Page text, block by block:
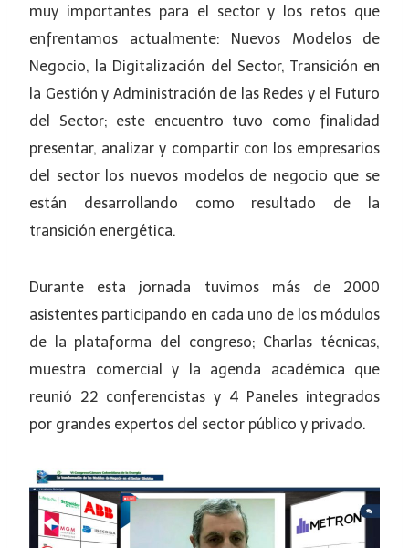
muy importantes para el sector y los retos que
enfrentamos actualmente: Nuevos Modelos de
Negocio, la Digitalización del Sector, Transición en
la Gestión y Administración de las Redes y el Futuro
del Sector; este encuentro tuvo como finalidad
presentar, analizar y compartir con los empresarios
del sector los nuevos modelos de negocio que se
están desarrollando como resultado de la
transición energética.
Durante esta jornada tuvimos más de 2000
asistentes participando en cada uno de los módulos
de la plataforma del congreso; Charlas técnicas,
muestra comercial y la agenda académica que
reunió 22 conferencistas y 4 Paneles integrados
por grandes expertos del sector público y privado.